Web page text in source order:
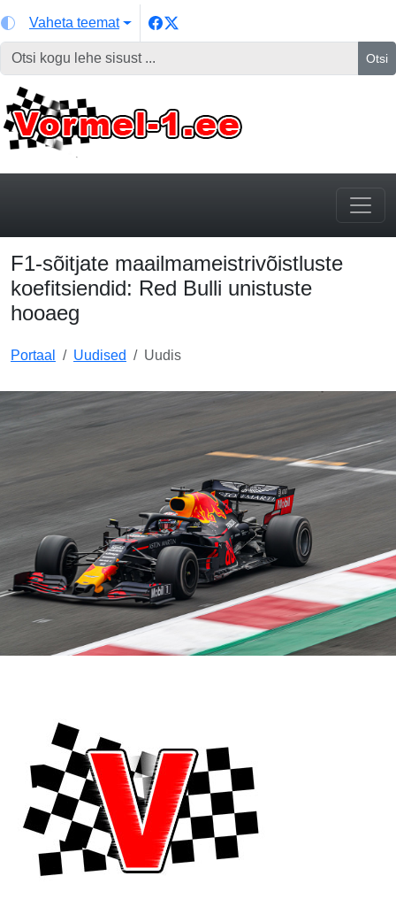
Vaheta teemat
Otsi
F1-sõitjate maailmameistrivõistluste
koefitsiendid: Red Bulli unistuste
hooaeg
Portaal Uudised Uudis